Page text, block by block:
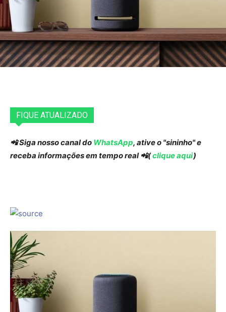
FIQUE ATUALIZADO
📲 Siga nosso canal do WhatsApp, ative o "sininho" e
receba informações em tempo real 📲(clique aqui)